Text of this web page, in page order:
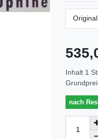
Inhalt 1
nach